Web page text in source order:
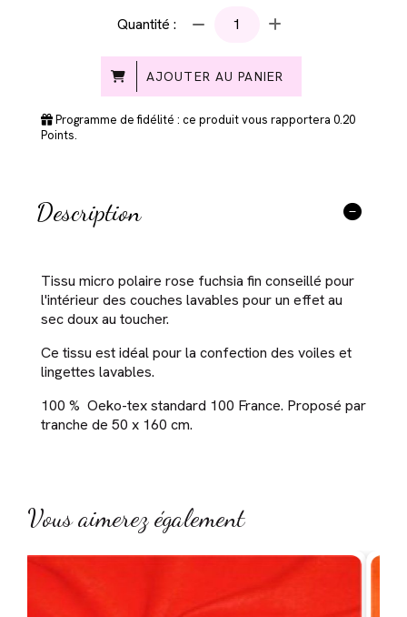
Quantité :
AJOUTER AU PANIER
Programme de fidélité : ce produit vous rapportera 0.20
Points.
Description
Tissu micro polaire rose fuchsia fin conseillé pour
l'intérieur des couches lavables pour un effet au
sec doux au toucher.
Ce tissu est idéal pour la confection des voiles et
lingettes lavables.
100 % Oeko-tex standard 100 France. Proposé par
tranche de 50 x 160 cm.
Vous aimerez également